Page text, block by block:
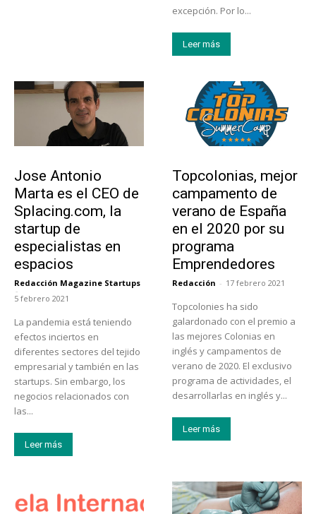
excepción. Por lo...
Leer más
Jose Antonio
Marta es el CEO de
Splacing.com, la
startup de
especialistas en
espacios
Redacción Magazine Startups
-
5 febrero 2021
La pandemia está teniendo
efectos inciertos en
diferentes sectores del tejido
empresarial y también en las
startups. Sin embargo, los
negocios relacionados con
las...
Leer más
Topcolonias, mejor
campamento de
verano de España
en el 2020 por su
programa
Emprendedores
Redacción - 17 febrero 2021
Topcolonies ha sido
galardonado con el premio a
las mejores Colonias en
inglés y campamentos de
verano de 2020. El exclusivo
programa de actividades, el
desarrollarlas en inglés y...
Leer más